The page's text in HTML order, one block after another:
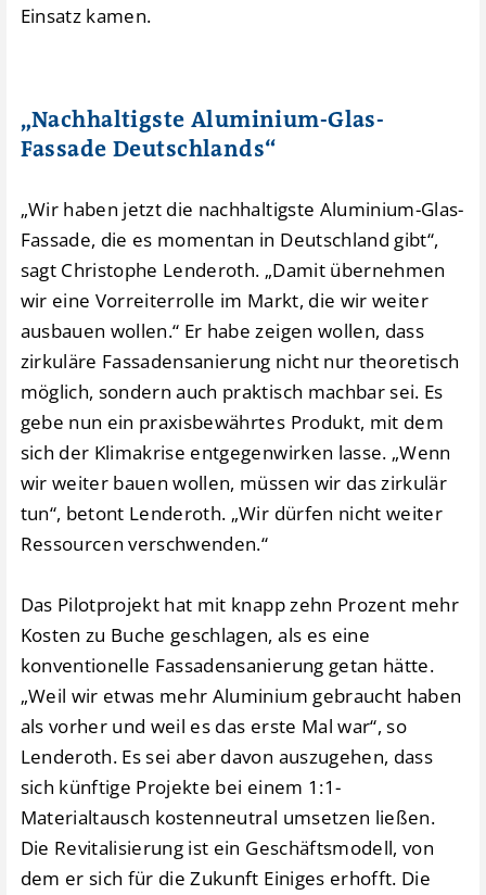
Einsatz kamen.
„Nachhaltigste Aluminium-Glas-
Fassade Deutschlands“
„Wir haben jetzt die nachhaltigste Aluminium-Glas-
Fassade, die es momentan in Deutschland gibt“,
sagt Christophe Lenderoth. „Damit übernehmen
wir eine Vorreiterrolle im Markt, die wir weiter
ausbauen wollen.“ Er habe zeigen wollen, dass
zirkuläre Fassadensanierung nicht nur theoretisch
möglich, sondern auch praktisch machbar sei. Es
gebe nun ein praxisbewährtes Produkt, mit dem
sich der Klimakrise entgegenwirken lasse. „Wenn
wir weiter bauen wollen, müssen wir das zirkulär
tun“, betont Lenderoth. „Wir dürfen nicht weiter
Ressourcen verschwenden.“
Das Pilotprojekt hat mit knapp zehn Prozent mehr
Kosten zu Buche geschlagen, als es eine
konventionelle Fassadensanierung getan hätte.
„Weil wir etwas mehr Aluminium gebraucht haben
als vorher und weil es das erste Mal war“, so
Lenderoth. Es sei aber davon auszugehen, dass
sich künftige Projekte bei einem 1:1-
Materialtausch kostenneutral umsetzen ließen.
Die Revitalisierung ist ein Geschäftsmodell, von
dem er sich für die Zukunft Einiges erhofft. Die